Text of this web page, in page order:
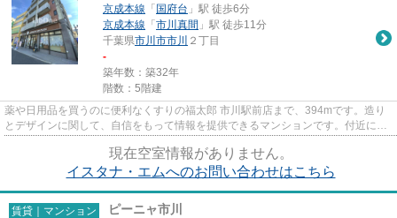
京成本線 「 国府台 」駅 徒歩6分
京成本線 「 市川真間 」駅 徒歩11分
千葉県市川市市川 ２丁目
-
築年数：築32年
階数：5階建
薬や日用品を買うのに便利なくすりの福太郎 市川駅前店まで、394mです。造り
とデザインに関して、自信をもって情報を提供できるマンションです。付近にあ
現在空室情報がありません。
イスタナ・エムへのお問い合わせはこちら
賃貸｜マンション ピーニャ市川